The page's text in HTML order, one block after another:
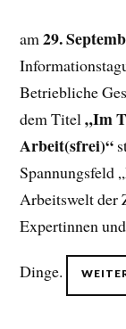
am29.
Betriebliche
dem Titel„Im
Arbeit(sfrei)“
Spannungsfeld
Arbeitswelt der
Expertinnen
Dinge.